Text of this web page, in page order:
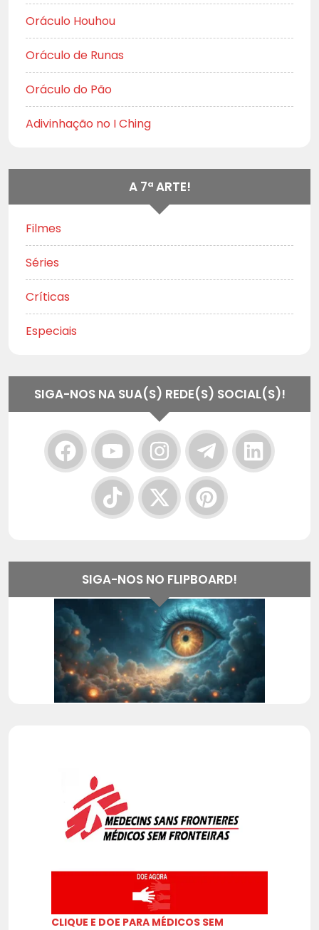
Oráculo Houhou
Oráculo de Runas
Oráculo do Pão
Adivinhação no I Ching
A 7ª ARTE!
Filmes
Séries
Críticas
Especiais
SIGA-NOS NA SUA(S) REDE(S) SOCIAL(S)!
SIGA-NOS NO FLIPBOARD!
CLIQUE E DOE PARA MÉDICOS SEM